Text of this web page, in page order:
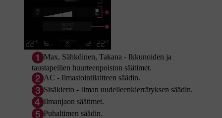
Max, Sähköinen, Takana - Ikkunoiden ja
taustapeilien huurteenpoiston säätimet.
AC - Ilmastointilaitteen säädin.
Sisäkierto - Ilman uudelleenkierrätyksen säädin.
Ilmanjaon säätimet.
Puhaltimen säädin.